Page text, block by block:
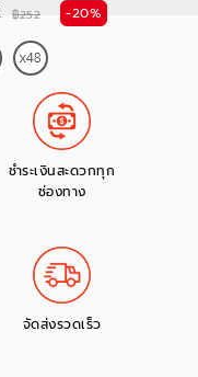
฿252 -20%
ชำระเงินสะดวกทุก
ช่องทาง
จัดส่งรวดเร็ว